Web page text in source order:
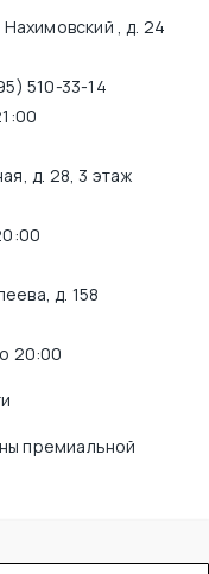
, д. 24
510-33-14
д. 28, 3 этаж
д. 158
20:00
премиальной